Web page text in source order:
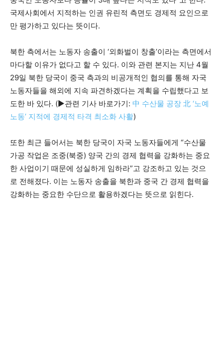
국제사회에서 지적하는 인권 유린적 측면도 경제적 요인으로
만 평가하고 있다는 뜻이다.
북한 측에서는 노동자 송출이 ‘외화벌이 창출’이라는 측면에서
마다할 이유가 없다고 할 수 있다. 이와 관련 본지는 지난 4월
29일 북한 당국이 중국 측과의 비공개적인 협의를 통해 자국
노동자들을 해외에 지속 파견하겠다는 계획을 수립했다고 보
도한 바 있다. (▶관련 기사 바로가기: 中 수산물 공장 北 ‘노예
노동’ 지적에 경제적 타격 최소화 사활)
또한 최근 들어서는 북한 당국이 자국 노동자들에게 “수산물
가공 작업은 조중(북중) 양국 간의 경제 협력을 강화하는 중요
한 사업이기 때문에 성실하게 임하라”고 강조하고 있는 것으
로 전해졌다. 이는 노동자 송출을 북한과 중국 간 경제 협력을
강화하는 중요한 수단으로 활용하겠다는 뜻으로 읽힌다.